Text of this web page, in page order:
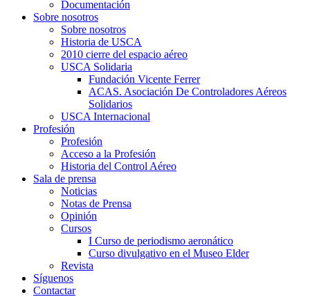
Documentación
Sobre nosotros
Sobre nosotros
Historia de USCA
2010 cierre del espacio aéreo
USCA Solidaria
Fundación Vicente Ferrer
ACAS. Asociación De Controladores Aéreos
Solidarios
USCA Internacional
Profesión
Profesión
Acceso a la Profesión
Historia del Control Aéreo
Sala de prensa
Noticias
Notas de Prensa
Opinión
Cursos
I Curso de periodismo aeronático
Curso divulgativo en el Museo Elder
Revista
Síguenos
Contactar